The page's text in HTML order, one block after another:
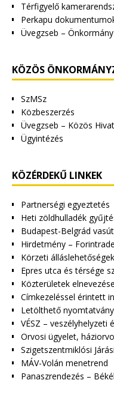
Térfigyelő
Perkapu
Üvegzseb –
KÖZÖS
SzMSz
Közbeszerzés
Üvegzseb – Közös
Ügyintézés
KÖZÉRDEKŰ LINKEK
Partnerségi egyeztetés
Heti zöldhulladék
Budapest-Belgrád
Hirdetmény –
Körzeti álláslehetőségek
Epres utca és térsége
Közterületek elnevezése
Címkezeléssel érintett
Letölthető
VÉSZ – veszélyhelyzeti
Orvosi ügyelet,
Szigetszentmiklósi
MÁV-Volán menetrend
Panaszrendezés –